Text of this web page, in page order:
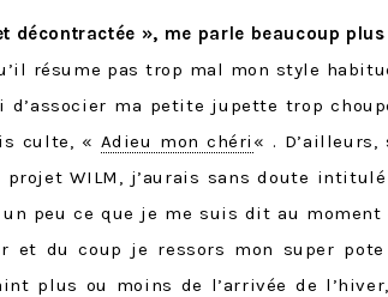
décontractée », me parle beaucoup
résume pas trop mal mon style
d’associer ma petite jupette trop
culte, « Adieu mon chéri « . D’ailleurs,
WILM, j’aurais sans doute
peu ce que je me suis dit au moment
et du coup je ressors mon super pote
plus ou moins de l’arrivée de